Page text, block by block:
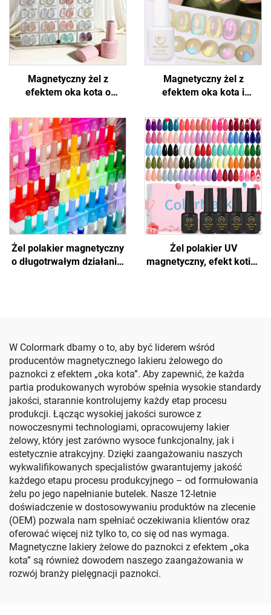
Magnetyczny żel z
efektem oka kota o
Magnetyczny żel z
efektem oka kota i
Żel polakier magnetyczny
o długotrwałym działaniu,
Żel polakier UV
magnetyczny, efekt kotich
W Colormark dbamy o to, aby być liderem wśród
producentów magnetycznego lakieru żelowego do
paznokci z efektem „oka kota”. Aby zapewnić, że każda
partia produkowanych wyrobów spełnia wysokie standardy
jakości, starannie kontrolujemy każdy etap procesu
produkcji. Łącząc wysokiej jakości surowce z
nowoczesnymi technologiami, opracowujemy lakier
żelowy, który jest zarówno wysoce funkcjonalny, jak i
estetycznie atrakcyjny. Dzięki zaangażowaniu naszych
wykwalifikowanych specjalistów gwarantujemy jakość
każdego etapu procesu produkcyjnego – od formułowania
żelu po jego napełnianie butelek. Nasze 12-letnie
doświadczenie w dostosowywaniu produktów na zlecenie
(OEM) pozwala nam spełniać oczekiwania klientów oraz
oferować więcej niż tylko to, co się od nas wymaga.
Magnetyczne lakiery żelowe do paznokci z efektem „oka
kota” są również dowodem naszego zaangażowania w
rozwój branży pielęgnacji paznokci.